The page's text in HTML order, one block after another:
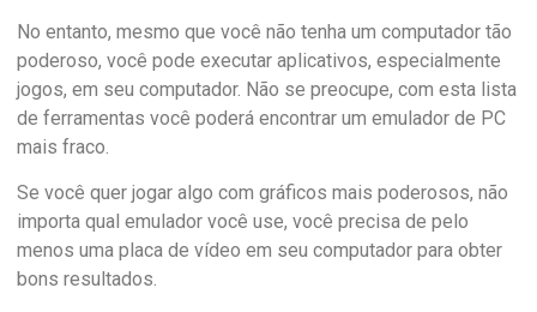
No entanto, mesmo que você não tenha um computador tão
poderoso, você pode executar aplicativos, especialmente
jogos, em seu computador. Não se preocupe, com esta lista
de ferramentas você poderá encontrar um emulador de PC
mais fraco.
Se você quer jogar algo com gráficos mais poderosos, não
importa qual emulador você use, você precisa de pelo
menos uma placa de vídeo em seu computador para obter
bons resultados.